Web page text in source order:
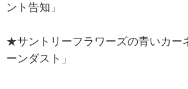
ント告知 」
★サントリーフラワーズの青いカー
ーンダスト 」